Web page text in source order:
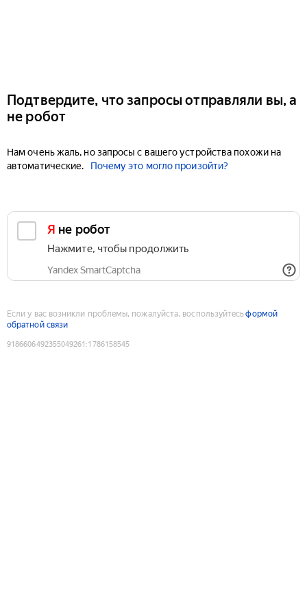
Подтвердите, что запросы отправляли вы, а
не робот
Нам очень жаль, но запросы с вашего устройства похожи на
автоматические.
Почему это могло произойти?
Я не робот
Нажмите, чтобы продолжить
Yandex SmartCaptcha
Если у вас возникли проблемы, пожалуйста, воспользуйтесьформой
обратной связи
9186606492355049261 :1786158545